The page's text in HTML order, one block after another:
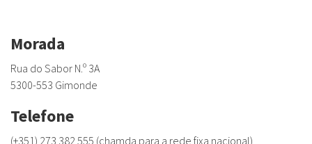
Morada
Rua do Sabor N.º 3A
5300-553 Gimonde
Telefone
(+351) 273 382 555 (chamda para a rede fixa nacional)